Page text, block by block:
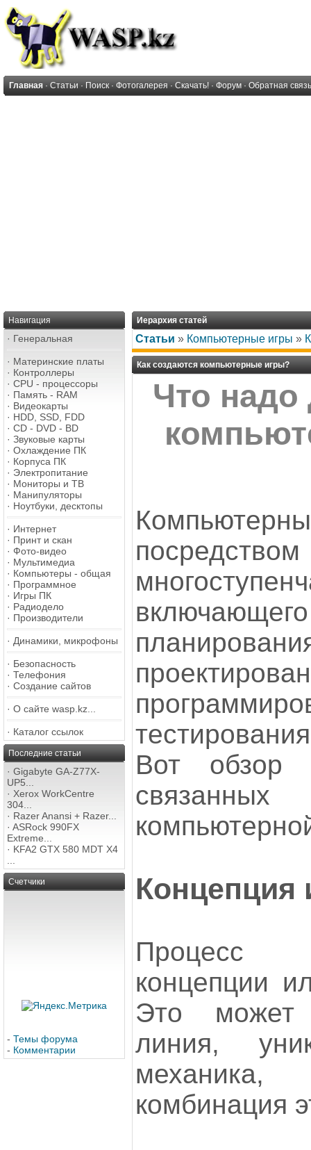
Главная · Статьи · Поиск · Фотогалерея · Скачать! · Форум · Обратная связь
Навигация
· Генеральная
· Материнские платы
· Контроллеры
· CPU - процессоры
· Память - RAM
· Видеокарты
· HDD, SSD, FDD
· CD - DVD - BD
· Звуковые карты
· Охлаждение ПК
· Корпуса ПК
· Электропитание
· Мониторы и ТВ
· Манипуляторы
· Ноутбуки, десктопы
· Интернет
· Принт и скан
· Фото-видео
· Мультимедиа
· Компьютеры - общая
· Программное
· Игры ПК
· Радиодело
· Производители
· Динамики, микрофоны
· Безопасность
· Телефония
· Создание сайтов
· О сайте wasp.kz...
· Каталог ссылок
Последние статьи
· Gigabyte GA-Z77X-
UP5...
· Xerox WorkCentre
304...
· Razer Anansi + Razer...
· ASRock 990FX
Extreme...
· KFA2 GTX 580 MDT X4
Счетчики
- Темы форума
- Комментарии
Иерархия статей
Статьи » Компьютерные игры »
Как создаются компьютерные игры?
Что надо
посредством
Вот обзор
Концепция
Процесс
концепции
Это может
линия,
комбинация